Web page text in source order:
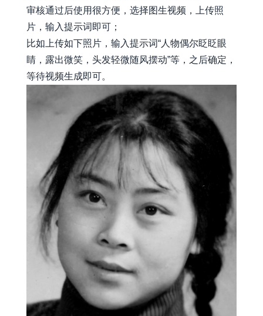
审核通过后使用很方便，选择图生视频，上传照
片，输入提示词即可；
比如上传如下照片，输入提示词“人物偶尔眨眨眼
睛，露出微笑，头发轻微随风摆动”等，之后确定，
等待视频生成即可。